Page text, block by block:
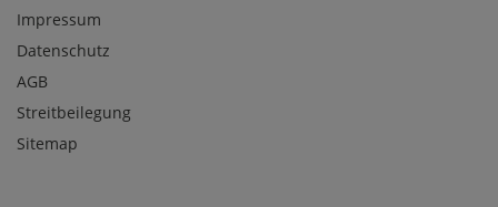
Impressum
Datenschutz
AGB
Streitbeilegung
Sitemap